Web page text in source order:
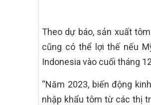
Theo dự báo, sản xuất
cũng có thể lợi thế nếu
Indonesia vào cuối tháng
“Năm 2023, biến động
nhập khẩu tôm từ các thị